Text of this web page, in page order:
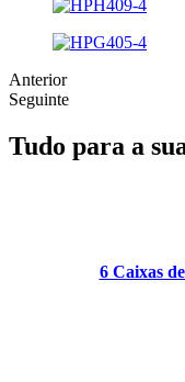
Anterior
Seguinte
Tudo para a
6 Caixas